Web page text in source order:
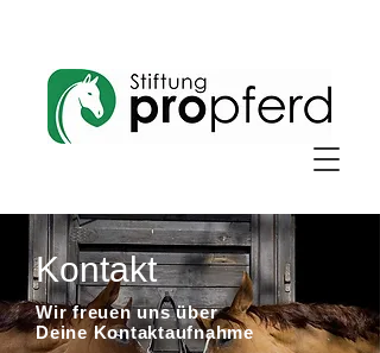
Kontakt
Wir freuen uns über
Deine Kontaktaufnahme